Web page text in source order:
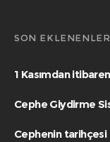
SON EKLENENLER
1 Kasımdan
Cephe Giydirme
Cephenin tarihçesi